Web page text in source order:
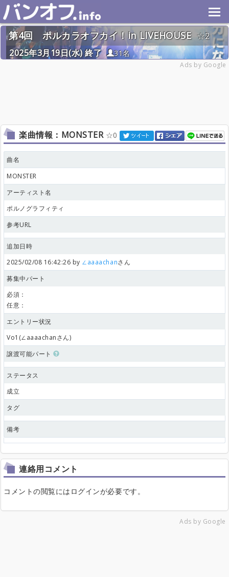
第4回 ポルカラオフカイ！in LIVEHOUSE
2
2025年3月19日(水) 終了
31名
Ads by Google
楽曲情報：MONSTER 0
曲名
MONSTER
アーティスト名
ポルノグラフィティ
参考URL
追加日時
2025/02/08 16:42:26 by ∠aaaachanさん
募集中パート
必須：
任意：
エントリー状況
Vo1(∠aaaachanさん)
譲渡可能パート
ステータス
成立
タグ
備考
連絡用コメント
コメントの閲覧にはログインが必要です。
Ads by Google